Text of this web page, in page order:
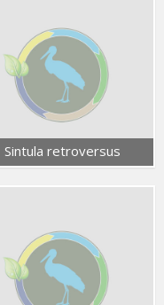
Sintula retroversus